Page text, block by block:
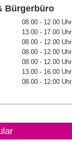
Bürgerbüro
08.00 - 12.00 Uhr
13.00 - 17.00 Uhr
08.00 - 12.00 Uhr
08.00 - 12.00 Uhr
08.00 - 12.00 Uhr
13.00 - 16.00 Uhr
08.00 - 12:00 Uhr